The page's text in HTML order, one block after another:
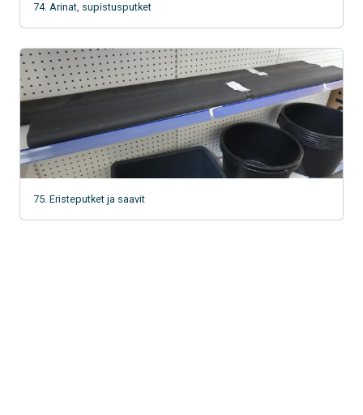
74. Arinat, supistusputket
75. Eristeputket ja saavit